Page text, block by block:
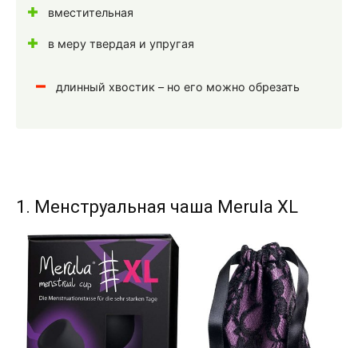
вместительная
в меру твердая и упругая
длинный хвостик – но его можно обрезать
1. Менструальная чаша Merula XL